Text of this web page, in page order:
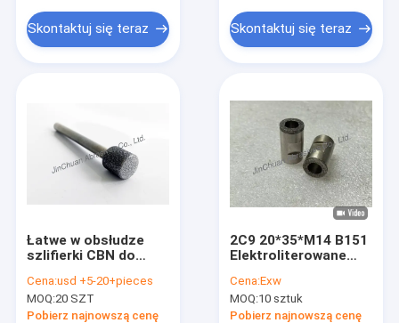
Skontaktuj się teraz Skontaktuj się teraz
Łatwe w obsłudze
szlifierki CBN do
mechanicznej
Dostosowane ziarno
Cena:usd +5-20+pieces
MOQ:20 SZT
Pobierz najnowszą cenę
2C9 20*35*M14 B151
Elektroliterowane
szlifowania metali
Cena:Exw
MOQ:10 sztuk
Pobierz najnowszą cenę